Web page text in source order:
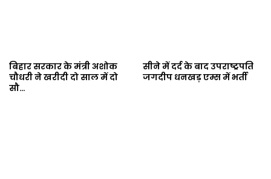
बिहार सरकार के मंत्री अशोक
चौधरी ने खरीदी दो साल में दो
सौ…
सीने में दर्द के बाद उपराष्ट्रपति
जगदीप धनखड़ एम्स में भर्ती